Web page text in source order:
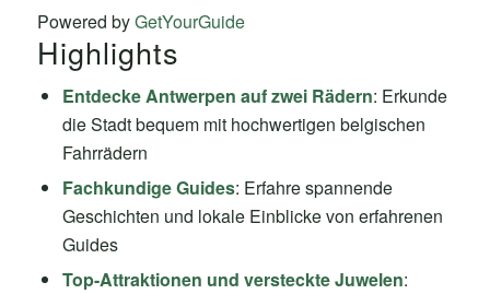
Powered byGetYourGuide
Highlights
Entdecke Antwerpen auf zwei Rädern: Erkunde
die Stadt bequem mit hochwertigen belgischen
Fahrrädern
Fachkundige Guides: Erfahre spannende
Geschichten und lokale Einblicke von erfahrenen
Guides
Top-Attraktionen und versteckte Juwelen: